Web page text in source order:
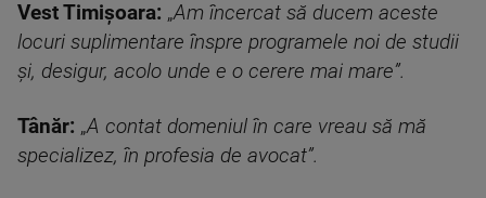
Vest Timișoara: „Am încercat să ducem aceste
locuri suplimentare înspre programele noi de studii
și, desigur, acolo unde e o cerere mai mare”.
Tânăr: „A contat domeniul în care vreau să mă
specializez, în profesia de avocat”.